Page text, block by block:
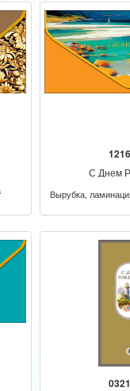
С Днем
Вырубка,